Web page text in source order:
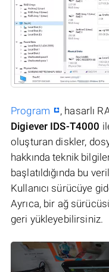
Program
, hasarlı
Digiever IDS-T4000
oluşturan diskler,
hakkında teknik
başlatıldığında bu
Kullanıcı sürücüye
Ayrıca, bir ağ
geri yükleyebilirsiniz.